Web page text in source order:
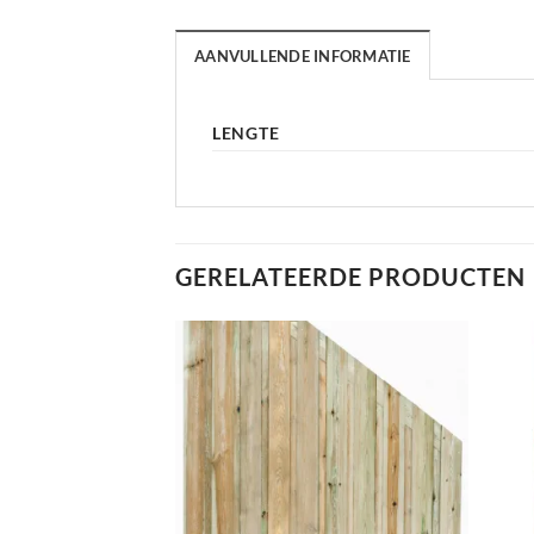
AANVULLENDE INFORMATIE
LENGTE
GERELATEERDE PRODUCTEN
+